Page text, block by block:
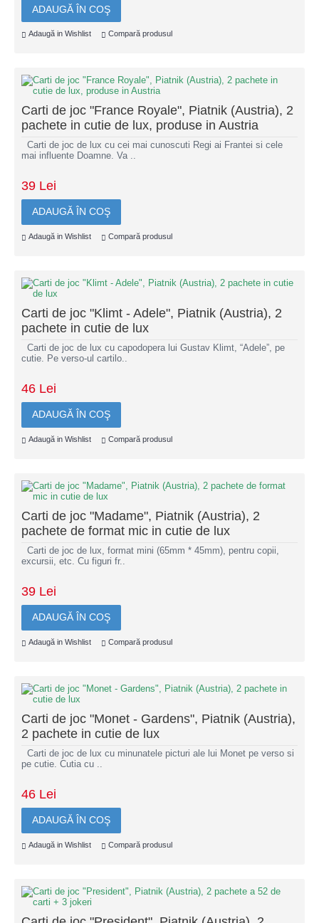
ADAUGĂ ÎN COŞ
Adaugă in Wishlist Compară produsul
Carti de joc "France Royale", Piatnik (Austria), 2
pachete in cutie de lux, produse in Austria
Carti de joc de lux cu cei mai cunoscuti Regi ai Frantei si cele
mai influente Doamne. Va ..
39 Lei
ADAUGĂ ÎN COŞ
Adaugă in Wishlist Compară produsul
Carti de joc "Klimt - Adele", Piatnik (Austria), 2
pachete in cutie de lux
Carti de joc de lux cu capodopera lui Gustav Klimt, “Adele”, pe
cutie. Pe verso-ul cartilo..
46 Lei
ADAUGĂ ÎN COŞ
Adaugă in Wishlist Compară produsul
Carti de joc "Madame", Piatnik (Austria), 2
pachete de format mic in cutie de lux
Carti de joc de lux, format mini (65mm * 45mm), pentru copii,
excursii, etc. Cu figuri fr..
39 Lei
ADAUGĂ ÎN COŞ
Adaugă in Wishlist Compară produsul
Carti de joc "Monet - Gardens", Piatnik (Austria),
2 pachete in cutie de lux
Carti de joc de lux cu minunatele picturi ale lui Monet pe verso si
pe cutie. Cutia cu ..
46 Lei
ADAUGĂ ÎN COŞ
Adaugă in Wishlist Compară produsul